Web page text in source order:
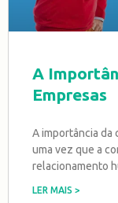
A
Empresas
A importância da
uma vez que a
relacionamento
LER MAIS >